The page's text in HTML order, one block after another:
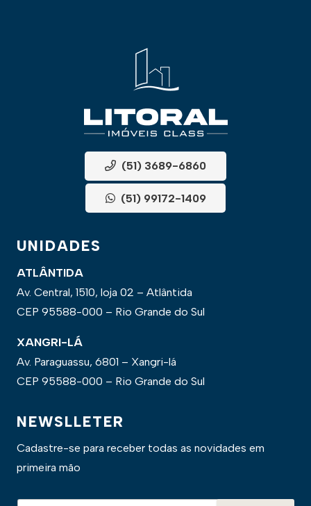
(51) 3689-6860
(51) 99172-1409
UNIDADES
ATLÂNTIDA
Av. Central, 1510, loja 02 – Atlântida
CEP 95588-000 – Rio Grande do Sul
XANGRI-LÁ
Av. Paraguassu, 6801 – Xangri-lá
CEP 95588-000 – Rio Grande do Sul
NEWSLLETER
Cadastre-se para receber todas as novidades em
primeira mão